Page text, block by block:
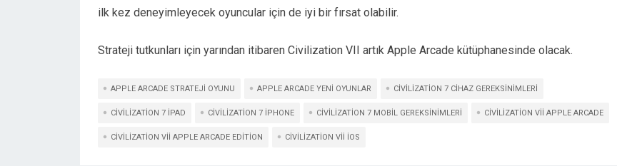
ilk kez deneyimleyecek oyuncular için de iyi bir fırsat olabilir.
Strateji tutkunları için yarından itibaren Civilization VII artık Apple Arcade kütüphanesinde olacak.
APPLE ARCADE STRATEJI OYUNU APPLE ARCADE YENI OYUNLAR CIVILIZATION 7 CIHAZ GEREKSINIMLERI
CIVILIZATION 7 IPAD CIVILIZATION 7 IPHONE CIVILIZATION 7 MOBIL GEREKSINIMLERI CIVILIZATION VII APPLE ARCADE
CIVILIZATION VII APPLE ARCADE EDITION CIVILIZATION VII IOS